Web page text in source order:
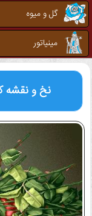
گل و میوه
مینیاتور
نخ و نقشه